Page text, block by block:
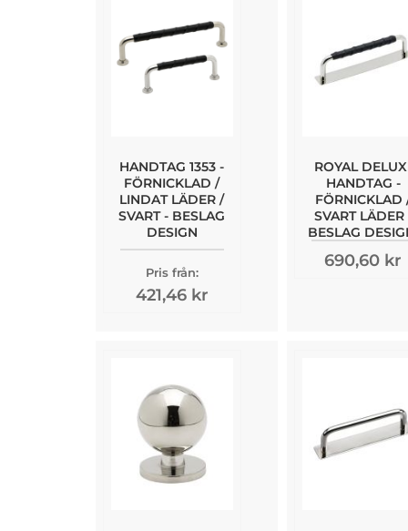
HANDTAG 1353 -
FÖRNICKLAD /
LINDAT LÄDER /
SVART - BESLAG
DESIGN
Pris från:
421,46 kr
ROYAL
HANDTAG -
FÖRNICKLAD
SVART LÄDER
BESLAG
690,60 kr